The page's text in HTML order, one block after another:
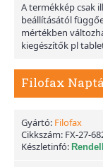
A termékkép csak
beállításától
mértékben
kiegészítők pl
Gyártó: Filofax
Cikkszám: FX-27-
Készletinfó: